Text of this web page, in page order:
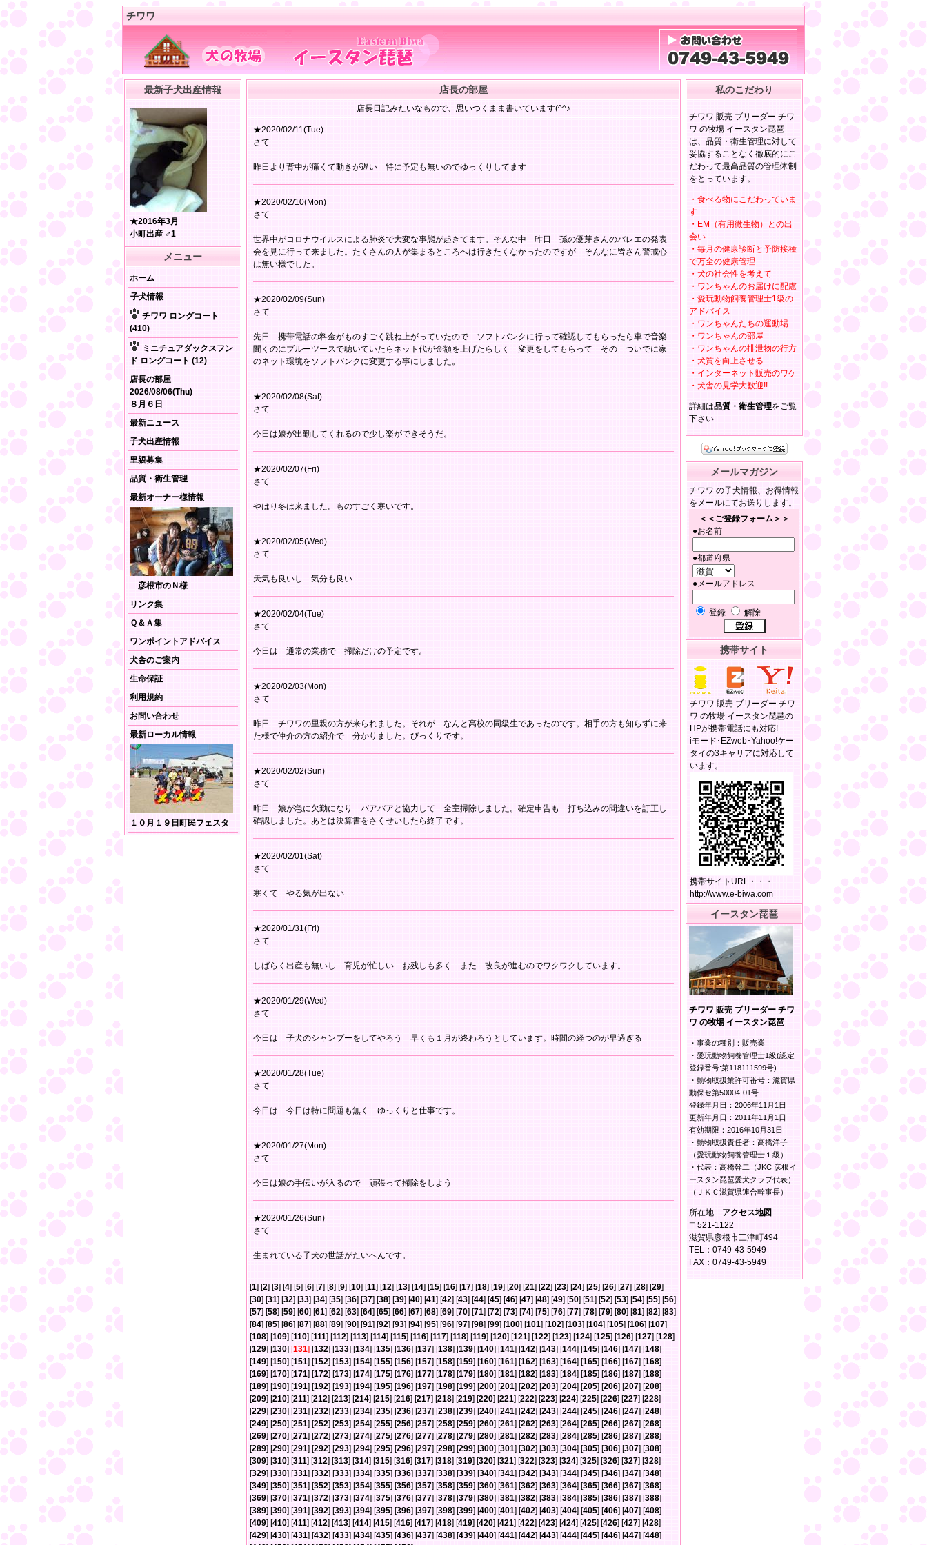
チワワ
最新子犬出産情報
★2016年3月
小町出産 ♂1
メニュー
ホーム
子犬情報
チワワ ロングコート
(410)
ミニチュアダックスフン
ド ロングコート (12)
店長の部屋
2026/08/06(Thu)
８月６日
最新ニュース
子犬出産情報
里親募集
品質・衛生管理
最新オーナー様情報
彦根市のＮ様
リンク集
Ｑ＆Ａ集
ワンポイントアドバイス
犬舎のご案内
生命保証
利用規約
お問い合わせ
最新ローカル情報
１０月１９日町民フェスタ
店長の部屋
店長日記みたいなもので、思いつくまま書いています(^^♪
★2020/02/11(Tue)
さて
昨日より背中が痛くて動きが遅い 特に予定も無いのでゆっくりしてます
★2020/02/10(Mon)
さて
世界中がコロナウイルスによる肺炎で大変な事態が起きてます。そんな中 昨日 孫の優芽さんのバレエの発表
会を見に行って来ました。たくさんの人が集まるところへは行きたくなかったのですが そんなに皆さん警戒心
は無い様でした。
★2020/02/09(Sun)
さて
先日 携帯電話の料金がものすごく跳ね上がっていたので ソフトバンクに行って確認してもらったら車で音楽
聞くのにブルーツースで聴いていたらネット代が金額を上げたらしく 変更をしてもらって その ついでに家
のネット環境をソフトバンクに変更する事にしました。
★2020/02/08(Sat)
さて
今日は娘が出勤してくれるので少し楽ができそうだ。
★2020/02/07(Fri)
さて
やはり冬は来ました。ものすごく寒いです。
★2020/02/05(Wed)
さて
天気も良いし 気分も良い
★2020/02/04(Tue)
さて
今日は 通常の業務で 掃除だけの予定です。
★2020/02/03(Mon)
さて
昨日 チワワの里親の方が来られました。それが なんと高校の同級生であったのです。相手の方も知らずに来
た様で仲介の方の紹介で 分かりました。びっくりです。
★2020/02/02(Sun)
さて
昨日 娘が急に欠勤になり バアバアと協力して 全室掃除しました。確定申告も 打ち込みの間違いを訂正し
確認しました。あとは決算書をさくせいしたら終了です。
★2020/02/01(Sat)
さて
寒くて やる気が出ない
★2020/01/31(Fri)
さて
しばらく出産も無いし 育児が忙しい お残しも多く また 改良が進むのでワクワクしています。
★2020/01/29(Wed)
さて
今日は 子犬のシャンプーをしてやろう 早くも１月が終わろうとしています。時間の経つのが早過ぎる
★2020/01/28(Tue)
さて
今日は 今日は特に問題も無く ゆっくりと仕事です。
★2020/01/27(Mon)
さて
今日は娘の手伝いが入るので 頑張って掃除をしよう
★2020/01/26(Sun)
さて
生まれている子犬の世話がたいへんです。
[1] [2] [3] [4] [5] [6] [7] [8] [9] [10] [11] [12] [13] [14] [15] [16] [17] [18] [19] [20] [21] [22] [23] [24] [25] [26] [27] [28] [29]
[30] [31] [32] [33] [34] [35] [36] [37] [38] [39] [40] [41] [42] [43] [44] [45] [46] [47] [48] [49] [50] [51] [52] [53] [54] [55] [56]
[57] [58] [59] [60] [61] [62] [63] [64] [65] [66] [67] [68] [69] [70] [71] [72] [73] [74] [75] [76] [77] [78] [79] [80] [81] [82] [83]
[84] [85] [86] [87] [88] [89] [90] [91] [92] [93] [94] [95] [96] [97] [98] [99] [100] [101] [102] [103] [104] [105] [106] [107]
[108] [109] [110] [111] [112] [113] [114] [115] [116] [117] [118] [119] [120] [121] [122] [123] [124] [125] [126] [127] [128]
[129] [130] [131] [132] [133] [134] [135] [136] [137] [138] [139] [140] [141] [142] [143] [144] [145] [146] [147] [148]
[149] [150] [151] [152] [153] [154] [155] [156] [157] [158] [159] [160] [161] [162] [163] [164] [165] [166] [167] [168]
[169] [170] [171] [172] [173] [174] [175] [176] [177] [178] [179] [180] [181] [182] [183] [184] [185] [186] [187] [188]
[189] [190] [191] [192] [193] [194] [195] [196] [197] [198] [199] [200] [201] [202] [203] [204] [205] [206] [207] [208]
[209] [210] [211] [212] [213] [214] [215] [216] [217] [218] [219] [220] [221] [222] [223] [224] [225] [226] [227] [228]
[229] [230] [231] [232] [233] [234] [235] [236] [237] [238] [239] [240] [241] [242] [243] [244] [245] [246] [247] [248]
[249] [250] [251] [252] [253] [254] [255] [256] [257] [258] [259] [260] [261] [262] [263] [264] [265] [266] [267] [268]
[269] [270] [271] [272] [273] [274] [275] [276] [277] [278] [279] [280] [281] [282] [283] [284] [285] [286] [287] [288]
[289] [290] [291] [292] [293] [294] [295] [296] [297] [298] [299] [300] [301] [302] [303] [304] [305] [306] [307] [308]
[309] [310] [311] [312] [313] [314] [315] [316] [317] [318] [319] [320] [321] [322] [323] [324] [325] [326] [327] [328]
[329] [330] [331] [332] [333] [334] [335] [336] [337] [338] [339] [340] [341] [342] [343] [344] [345] [346] [347] [348]
[349] [350] [351] [352] [353] [354] [355] [356] [357] [358] [359] [360] [361] [362] [363] [364] [365] [366] [367] [368]
[369] [370] [371] [372] [373] [374] [375] [376] [377] [378] [379] [380] [381] [382] [383] [384] [385] [386] [387] [388]
[389] [390] [391] [392] [393] [394] [395] [396] [397] [398] [399] [400] [401] [402] [403] [404] [405] [406] [407] [408]
[409] [410] [411] [412] [413] [414] [415] [416] [417] [418] [419] [420] [421] [422] [423] [424] [425] [426] [427] [428]
[429] [430] [431] [432] [433] [434] [435] [436] [437] [438] [439] [440] [441] [442] [443] [444] [445] [446] [447] [448]
私のこだわり
チワワ 販売 ブリーダー チワ
ワ の牧場 イースタン琵琶
は、品質・衛生管理に対して
妥協することなく徹底的にこ
だわって最高品質の管理体制
をとっています。
・食べる物にこだわっていま
す
・EM（有用微生物）との出
会い
・毎月の健康診断と予防接種
で万全の健康管理
・犬の社会性を考えて
・ワンちゃんのお届けに配慮
・愛玩動物飼養管理士1級の
アドバイス
・ワンちゃんたちの運動場
・ワンちゃんの部屋
・ワンちゃんの排泄物の行方
・犬質を向上させる
・インターネット販売のワケ
・犬舎の見学大歓迎!!
詳細は品質・衛生管理をご覧
下さい
メールマガジン
チワワ の子犬情報、お得情報
をメールにてお送りします。
＜＜ご登録フォーム＞＞
●お名前
●都道府県
●メールアドレス
登録 解除
携帯サイト
チワワ 販売 ブリーダー チワ
ワ の牧場 イースタン琵琶の
HPが携帯電話にも対応!
iモード･EZweb･Yahoo!ケー
タイの3キャリアに対応して
います。
携帯サイトURL・・・
http://www.e-biwa.com
イースタン琵琶
チワワ 販売 ブリーダー チワ
ワ の牧場 イースタン琵琶
・事業の種別：販売業
・愛玩動物飼養管理士1級(認定
登録番号:第118111599号)
・動物取扱業許可番号：滋賀県
動保セ第50004-01号
登録年月日：2006年11月1日
更新年月日：2011年11月1日
有効期限：2016年10月31日
・動物取扱責任者：高橋洋子
（愛玩動物飼養管理士１級）
・代表：高橋幹二（JKC 彦根イ
ースタン琵琶愛犬クラブ代表）
（ＪＫＣ滋賀県連合幹事長）
所在地 アクセス地図
〒521-1122
滋賀県彦根市三津町494
TEL：0749-43-5949
FAX：0749-43-5949